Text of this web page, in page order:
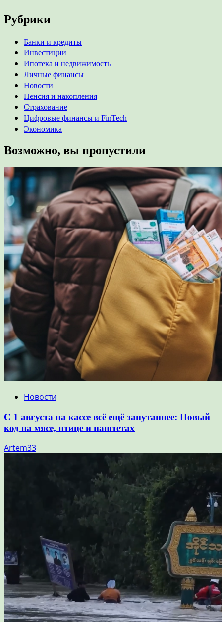
Рубрики
Банки и кредиты
Инвестиции
Ипотека и недвижимость
Личные финансы
Новости
Пенсия и накопления
Страхование
Цифровые финансы и FinTech
Экономика
Возможно, вы пропустили
Новости
С 1 августа на кассе всё ещё запутаннее: Новый
код на мясе, птице и паштетах
Artem33